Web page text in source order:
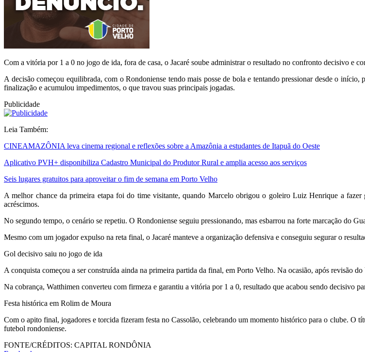
Com a vitória por 1 a 0 no jogo de ida, fora de casa, o Jacaré soube administrar o resultado no confronto decisivo e
A decisão começou equilibrada, com o Rondoniense tendo mais posse de bola e tentando pressionar desde o
finalização e acumulou impedimentos, o que travou suas principais jogadas.
Publicidade
Leia Também:
CINEAMAZÔNIA leva cinema regional e reflexões sobre a Amazônia a estudantes de Itapuã do Oeste
Aplicativo PVH+ disponibiliza Cadastro Municipal do Produtor Rural e amplia acesso aos serviços
Seis lugares gratuitos para aproveitar o fim de semana em Porto Velho
A melhor chance da primeira etapa foi do time visitante, quando Marcelo obrigou o goleiro Luiz Henrique a fazer
acréscimos.
No segundo tempo, o cenário se repetiu. O Rondoniense seguiu pressionando, mas esbarrou na forte marcação do
Mesmo com um jogador expulso na reta final, o Jacaré manteve a organização defensiva e conseguiu segurar o
Gol decisivo saiu no jogo de ida
A conquista começou a ser construída ainda na primeira partida da final, em Porto Velho. Na ocasião, após revisão
Na cobrança, Watthimen converteu com firmeza e garantiu a vitória por 1 a 0, resultado que acabou sendo decisivo
Festa histórica em Rolim de Moura
Com o apito final, jogadores e torcida fizeram festa no Cassolão, celebrando um momento histórico para o clube. O
futebol rondoniense.
FONTE/CRÉDITOS: CAPITAL RONDÔNIA